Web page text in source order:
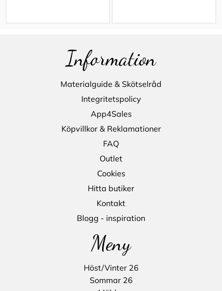
Information
Materialguide & Skötselråd
Integritetspolicy
App4Sales
Köpvillkor & Reklamationer
FAQ
Outlet
Cookies
Hitta butiker
Kontakt
Blogg - inspiration
Meny
Höst/Vinter 26
Sommar 26